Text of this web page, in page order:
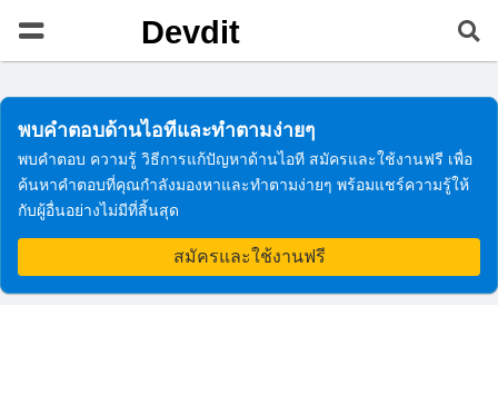
Devdit
พบคำตอบด้านไอทีและทำตามง่ายๆ
พบคำตอบ ความรู้ วิธีการแก้ปัญหาด้านไอที สมัครและใช้งานฟรี เพื่อ
ค้นหาคำตอบที่คุณกำลังมองหาและทำตามง่ายๆ พร้อมแชร์ความรู้ให้
กับผู้อื่นอย่างไม่มีที่สิ้นสุด
สมัครและใช้งานฟรี